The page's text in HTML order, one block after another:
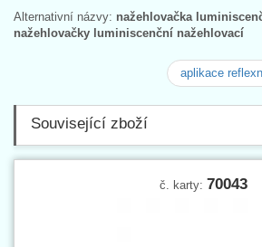
Alternativní názvy: nažehlovačka
nažehlovačky luminiscenční nažehlovací
aplikace
Související zboží
č. karty: 70043